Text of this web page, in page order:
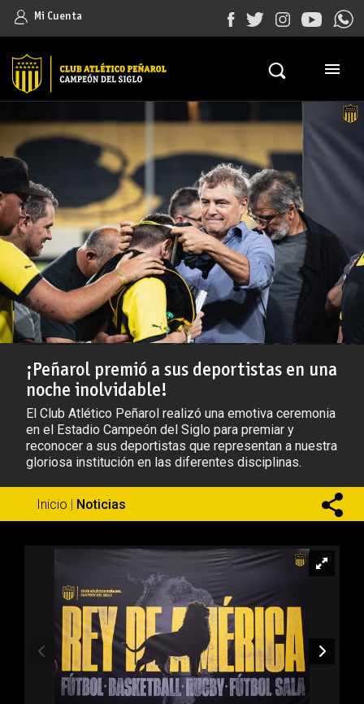
Mi Cuenta
¡Peñarol premió a sus deportistas en una
noche inolvidable!
El Club Atlético Peñarol realizó una emotiva ceremonia
en el Estadio Campeón del Siglo para premiar y
reconocer a sus deportistas que representan a nuestra
gloriosa institución en las diferentes disciplinas.
Inicio | Noticias